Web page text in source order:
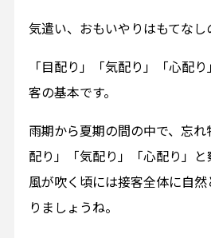
気遣い、おもいやりはもてなし
「目配り」「気配り」「心配
客の基本です。
雨期から夏期の間の中で、忘
配り」「気配り」「心配り」
風が吹く頃には接客全体に自
りましょうね。